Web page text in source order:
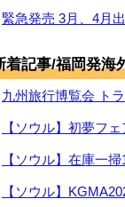
緊急発売 3月、4月
着記事/福岡発海
九州旅行博覧会 ト
【ソウル】初夢フ
【ソウル】在庫一
【ソウル】